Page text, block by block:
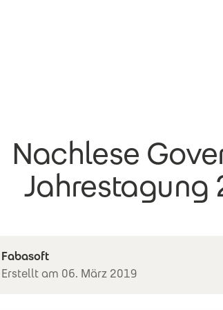
Nachlese
Jahrestagung
Fabasoft
Erstellt am 06. März 2019